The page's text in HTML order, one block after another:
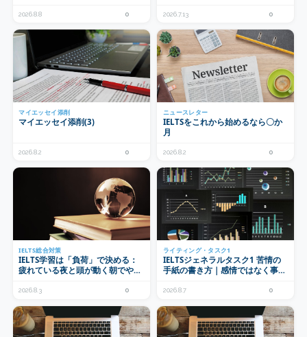
2026.8.8 0
the contrary ほか
2026.7.13 0
マイエッセイ添削
マイエッセイ添削(3)
2026.8.2 0
ニュースレター
IELTSをこれから始めるなら〇か
月
2026.8.2 0
IELTS総合対策
IELTS学習は「負荷」で決める：
疲れている夜と頭が動く朝でやる
2026.8.3 0
ライティング・タスク1
IELTSジェネラルタスク1 苦情の
手紙の書き方｜感情ではなく事実
2026.8.7 0